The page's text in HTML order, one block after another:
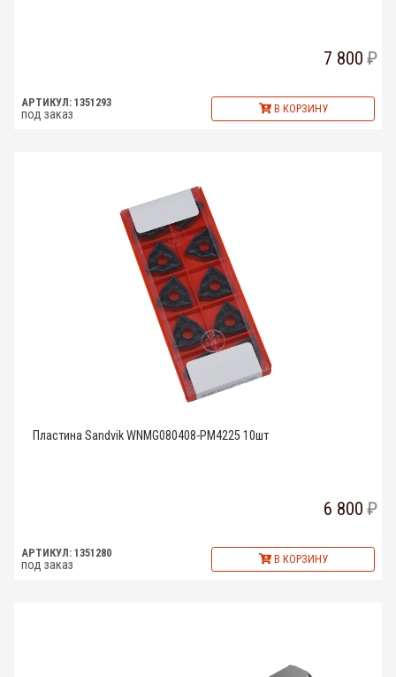
7 800
АРТИКУЛ: 1351293
под заказ В КОРЗИНУ
Пластина Sandvik WNMG080408-PM4225 10шт
6 800
АРТИКУЛ: 1351280
под заказ В КОРЗИНУ